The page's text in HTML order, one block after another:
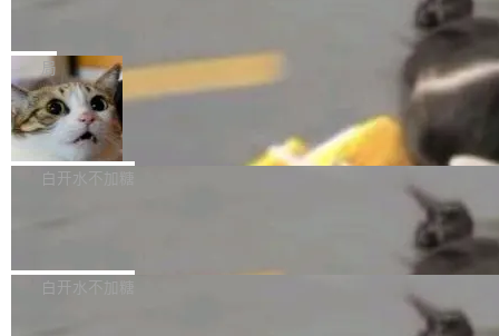
是把这段空隙补上。 回退到任何一次编辑：Delt
aDB 捕获 commit 之间的每一次操作，...
微软同期总资本开支的四成。 与亚马逊、Alpha
bet、微软以及 Meta 等传统科技巨头相比，Spa
ceXAI的资金消耗速度尤为引人瞩目。然而，支
撑庞大支出的资金来源却呈现出截然不同的面
貌。数据显示，微软和 Meta 主要依托充沛的经
一个在终端里运行的编程 agent；Muse Spark
1.2，驱动这个 agent 的新模型。一句话概括：
你可以用 curl -fsSL https://dev.meta.ai/install.
sh | bash 安装一个能在大项目里自动规划、写
代码、验证结果的 AI 终端工具。 据介绍，Muse
个主 agent 循环，外加一组后台 agent。这些后
局
美团开源 LoHoSearch，用知识图谱校
准 AI 能力认知
机器出题的前提，是让机器拥有全局视野。整个
构建流程可以分为四个环节：建图 → 控制难度
白开水不加糖
库，并将作为transport接入Mooncake TENT。
白开水不加糖